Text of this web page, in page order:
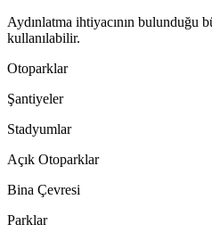
Aydınlatma ihtiyacının bulunduğu
kullanılabilir.
Otoparklar
Şantiyeler
Stadyumlar
Açık Otoparklar
Bina Çevresi
Parklar